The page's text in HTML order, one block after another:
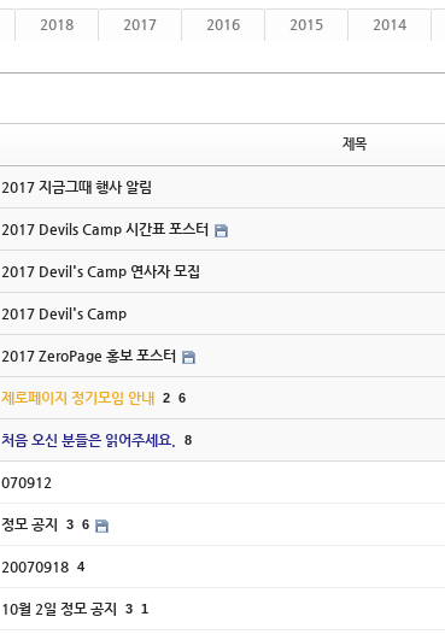
2018 2017 2016 2015 2014
제목
2017 지금그때 행사 알림
2017 Devils Camp 시간표 포스터
2017 Devil's Camp 연사자 모집
2017 Devil's Camp
2017 ZeroPage 홍보 포스터
제로페이지 정기모임 안내 2 6
처음 오신 분들은 읽어주세요. 8
070912
정모 공지 3 6
20070918 4
10월 2일 정모 공지 3 1